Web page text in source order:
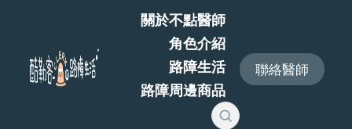
關於不點醫師
角色介紹
路障生活
路障周邊商品
聯絡醫師